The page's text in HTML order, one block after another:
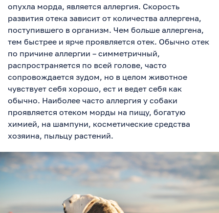
опухла морда, является аллергия. Скорость
развития отека зависит от количества аллергена,
поступившего в организм. Чем больше аллергена,
тем быстрее и ярче проявляется отек. Обычно отек
по причине аллергии – симметричный,
распространяется по всей голове, часто
сопровождается зудом, но в целом животное
чувствует себя хорошо, ест и ведет себя как
обычно. Наиболее часто аллергия у собаки
проявляется отеком морды на пищу, богатую
химией, на шампуни, косметические средства
хозяина, пыльцу растений.